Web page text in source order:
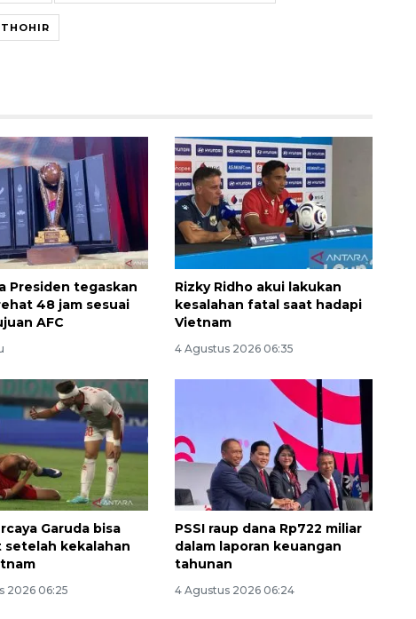
Presiden tegaskan
48 jam sesuai
AFC
Rizky Ridho akui lakukan
kesalahan fatal saat hadapi
Vietnam
4 Agustus 2026 06:35
Garuda bisa
setelah kekalahan
2026 06:25
PSSI raup dana Rp722 miliar
dalam laporan keuangan
tahunan
4 Agustus 2026 06:24